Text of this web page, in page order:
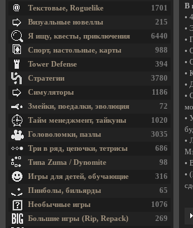
В
•
•
•
•
•
•
•
•
•
•
•
•
1701
Текстовые, Roguelike
215
Визуальные новеллы
6440
Я ищу, квесты, приключения
988
Спорт, настольные, карты
394
Tower Defense
3780
Стратегии
1186
Симуляторы
72
Змейки, поедалки, эволюция
1020
Тайм менеджмент, тайкуны
3035
Головоломки, пазлы
686
Три в ряд, цепочки, тетрисы
98
Типа Zuma / Dynomite
316
Игры для детей, обучающие
65
Пинболы, бильярды
1076
Необычные игры
269
Большие игры (Rip, Repack)